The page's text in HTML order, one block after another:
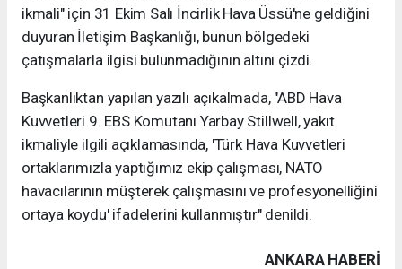
ikmali" için 31 Ekim Salı İncirlik Hava Üssü'ne geldiğini
duyuran İletişim Başkanlığı, bunun bölgedeki
çatışmalarla ilgisi bulunmadığının altını çizdi.
Başkanlıktan yapılan yazılı açıkalmada, "ABD Hava
Kuvvetleri 9. EBS Komutanı Yarbay Stillwell, yakıt
ikmaliyle ilgili açıklamasında, 'Türk Hava Kuvvetleri
ortaklarımızla yaptığımız ekip çalışması, NATO
havacılarının müşterek çalışmasını ve profesyonelliğini
ortaya koydu' ifadelerini kullanmıştır" denildi.
ANKARA HABERİ